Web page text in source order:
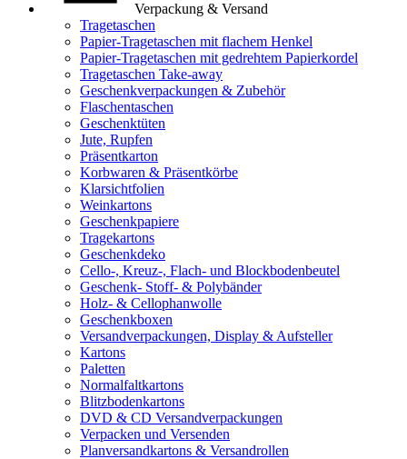
Verpackung & Versand
Tragetaschen
Papier-Tragetaschen mit flachem Henkel
Papier-Tragetaschen mit gedrehtem Papierkordel
Tragetaschen Take-away
Geschenkverpackungen & Zubehör
Flaschentaschen
Geschenktüten
Jute, Rupfen
Präsentkarton
Korbwaren & Präsentkörbe
Klarsichtfolien
Weinkartons
Geschenkpapiere
Tragekartons
Geschenkdeko
Cello-, Kreuz-, Flach- und Blockbodenbeutel
Geschenk- Stoff- & Polybänder
Holz- & Cellophanwolle
Geschenkboxen
Versandverpackungen, Display & Aufsteller
Kartons
Paletten
Normalfaltkartons
Blitzbodenkartons
DVD & CD Versandverpackungen
Verpacken und Versenden
Planversandkartons & Versandrollen